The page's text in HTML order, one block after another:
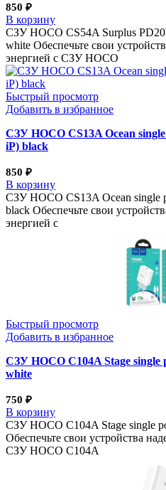
850 ₽
В корзину
СЗУ HOCO CS54A Surplus
white Обеспечьте свои
энергией с СЗУ HOCO
Быстрый просмотр
Добавить в избранное
СЗУ HOCO CS13A Ocean
iP) black
850 ₽
В корзину
СЗУ HOCO CS13A Ocean single
black Обеспечьте свои
энергией с
Быстрый просмотр
Добавить в избранное
СЗУ HOCO C104A Stage
white
750 ₽
В корзину
СЗУ HOCO C104A Stage single
Обеспечьте свои устройства
СЗУ HOCO C104A